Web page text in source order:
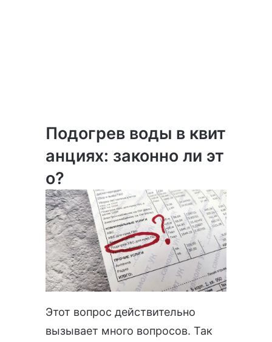
Подогрев воды в квит
анциях: законно ли эт
о?
Этот вопрос действительно
вызывает много вопросов. Так